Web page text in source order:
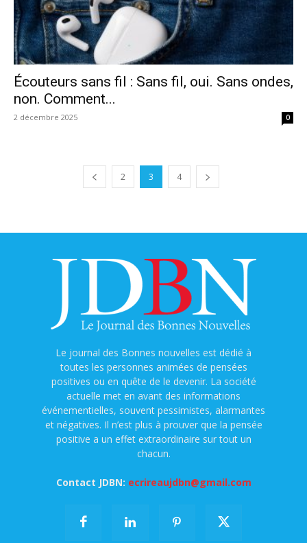
Écouteurs sans fil : Sans fil, oui. Sans ondes,
non. Comment...
2 décembre 2025 0
2 3 4
Le journal des Bonnes nouvelles est dédié à
toutes les personnes animées de pensées
positives ou en quête de le devenir. La société
actuelle met en avant des informations
événementielles, souvent pessimistes, alarmantes
et négatives. Il n’est plus à prouver que la pensée
positive a un effet extraordinaire sur tout un
chacun.
Contact JDBN: ecrireaujdbn@gmail.com